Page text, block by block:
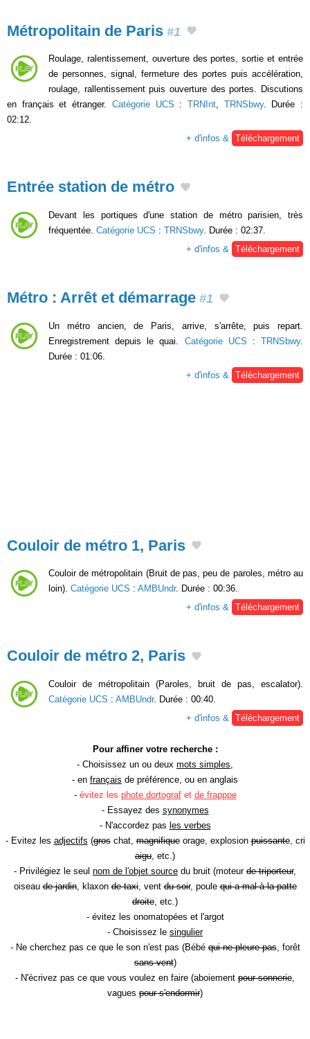
Métropolitain de Paris #1
Roulage, ralentissement, ouverture des portes, sortie et entrée
de personnes, signal, fermeture des portes puis accélération,
roulage, rallentissement puis ouverture des portes. Discutions
en français et étranger. Catégorie UCS : TRNInt, TRNSbwy. Durée :
02:12.
+ d'infos & Téléchargement
Entrée station de métro
Devant les portiques d'une station de métro parisien, très
fréquentée. Catégorie UCS : TRNSbwy. Durée : 02:37.
+ d'infos &
Téléchargement
Métro : Arrêt et démarrage #1
Un métro ancien, de Paris, arrive, s'arrête, puis repart.
Enregistrement depuis le quai. Catégorie UCS :TRNSbwy.
Durée : 01:06.
+ d'infos &
Téléchargement
Couloir de métro 1, Paris
Couloir de métropolitain (Bruit de pas, peu de paroles, métro au
loin). Catégorie UCS : AMBUndr. Durée : 00:36.
+ d'infos & Téléchargement
Couloir de métro 2, Paris
Couloir de métropolitain (Paroles, bruit de pas, escalator).
Catégorie UCS : AMBUndr. Durée : 00:40.
+ d'infos &
Téléchargement
Pour affiner votre recherche :
- Choisissez un ou deux mots simples
- en français de préférence, ou en anglais
- évitez les phote dortografet de frapppe
- Essayez des synonymes
- N'accordez pas les verbes
- Evitez les adjectifs (groschat,magnifiqueorage, explosionpuissante, cri
aigu , etc.)
- Privilégiez le seul nom de l'objet source du bruit (moteur de triporteur,
oiseaude jardin, klaxonde taxi, ventdu soir, poulequi a mal à la patte
droite , etc.)
- évitez les onomatopées et l'argot
- Choisissez le singulier
- Ne cherchez pas ce que le son n'est pas (Bébéqui ne pleure pas, forêt
sans vent)
- N'écrivez pas ce que vous voulez en faire (aboiement pour sonnerie
vagues pour s'endormir)